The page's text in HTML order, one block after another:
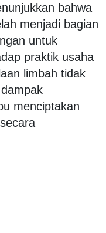
bahwa
menjadi bagian
untuk
praktik usaha
limbah tidak
menciptakan